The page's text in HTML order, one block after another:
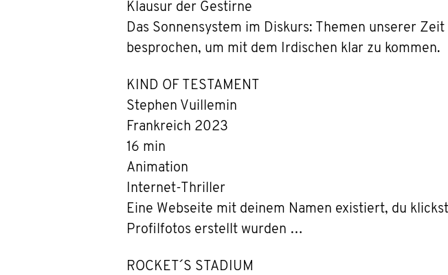
Klausur der Gestirne
Das Sonnensystem im Diskurs: Themen unserer
besprochen, um mit dem Irdischen klar zu kommen.
KIND OF TESTAMENT
Stephen Vuillemin
Frankreich 2023
16 min
Animation
Internet-Thriller
Eine Webseite mit deinem Namen existiert, du
Profilfotos erstellt wurden …
ROCKET´S STADIUM